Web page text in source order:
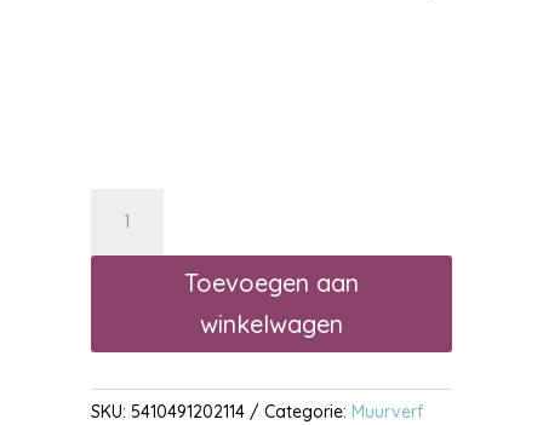
Magnaroll
Mat
Toevoegen aan
winkelwagen
SKU: 5410491202114 Categorie: Muurverf